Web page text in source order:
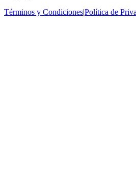
Términos y Condiciones|Política de